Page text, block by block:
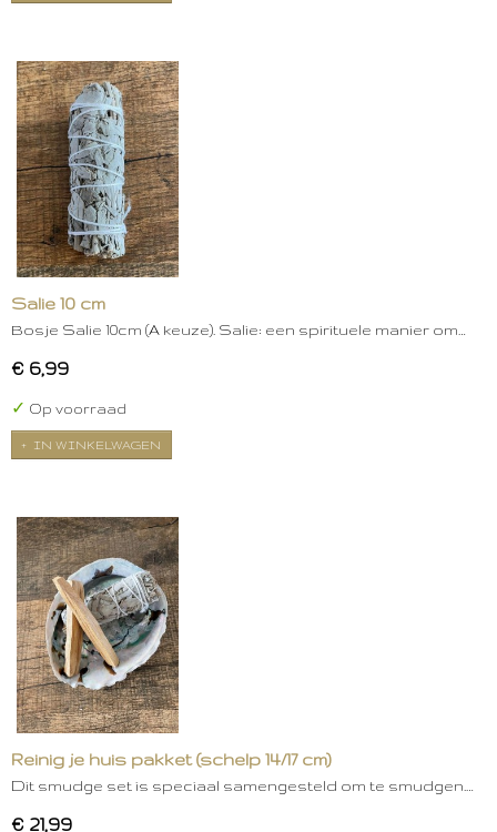
Salie 10 cm
Bosje Salie 10cm (A keuze). Salie: een spirituele manier om…
€ 6,99
✓ Op voorraad
IN WINKELWAGEN
Reinig je huis pakket (schelp 14/17 cm)
Dit smudge set is speciaal samengesteld om te smudgen.…
€ 21,99